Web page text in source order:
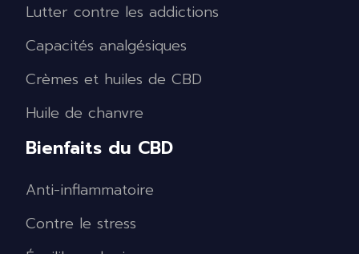
Lutter contre les addictions
Capacités analgésiques
Crèmes et huiles de CBD
Huile de chanvre
Bienfaits du CBD
Anti-inflammatoire
Contre le stress